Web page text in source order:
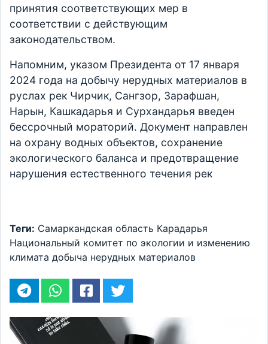
принятия соответствующих мер в
соответствии с действующим
законодательством.
Напомним, указом Президента от 17 января
2024 года на добычу нерудных материалов в
руслах рек Чирчик, Сангзор, Зарафшан,
Нарын, Кашкадарья и Сурхандарья введен
бессрочный мораторий. Документ направлен
на охрану водных объектов, сохранение
экологического баланса и предотвращение
нарушения естественного течения рек
Теги: Самаркандская область Карадарья
Национальный комитет по экологии и изменению
климата добыча нерудных материалов